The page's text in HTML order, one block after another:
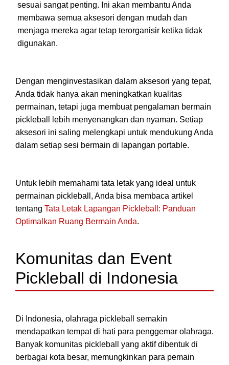
sesuai sangat penting. Ini akan membantu Anda
membawa semua aksesori dengan mudah dan
menjaga mereka agar tetap terorganisir ketika tidak
digunakan.
Dengan menginvestasikan dalam aksesori yang tepat,
Anda tidak hanya akan meningkatkan kualitas
permainan, tetapi juga membuat pengalaman bermain
pickleball lebih menyenangkan dan nyaman. Setiap
aksesori ini saling melengkapi untuk mendukung Anda
dalam setiap sesi bermain di lapangan portable.
Untuk lebih memahami tata letak yang ideal untuk
permainan pickleball, Anda bisa membaca artikel
tentang Tata Letak Lapangan Pickleball: Panduan
Optimalkan Ruang Bermain Anda.
Komunitas dan Event
Pickleball di Indonesia
Di Indonesia, olahraga pickleball semakin
mendapatkan tempat di hati para penggemar olahraga.
Banyak komunitas pickleball yang aktif dibentuk di
berbagai kota besar, memungkinkan para pemain